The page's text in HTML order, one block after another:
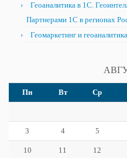
Геоаналитика в 1С.
Партнерами 1С в регионах
Геомаркетинг и
Пн Вт Ср
3 4 5
10 11 12